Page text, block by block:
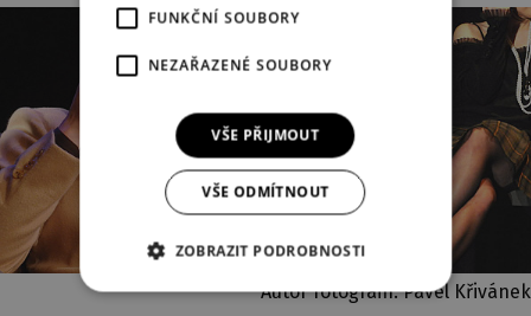
Autor fotografií: Pavel Křivánek
FUNKČNÍ SOUBORY
NEZAŘAZENÉ SOUBORY
VŠE PŘIJMOUT
VŠE ODMÍTNOUT
ZOBRAZIT PODROBNOSTI